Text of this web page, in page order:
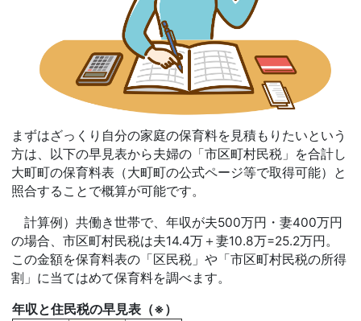
まずはざっくり自分の家庭の保育料を見積もりたいという
方は、以下の早見表から夫婦の「市区町村民税」を合計し
大町町の保育料表（大町町の公式ページ等で取得可能）と
照合することで概算が可能です。
計算例）共働き世帯で、年収が夫500万円・妻400万円
の場合、市区町村民税は夫14.4万＋妻10.8万=25.2万円。
この金額を保育料表の「区民税」や「市区町村民税の所得
割」に当てはめて保育料を調べます。
年収と住民税の早見表（※）